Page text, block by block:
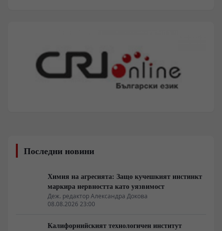
Последни новини
Химия на агресията: Защо кучешкият инстинкт
маркира нервността като уязвимост
Деж. редактор Александра Докова
08.08.2026 23:00
Калифорнийският технологичен институт